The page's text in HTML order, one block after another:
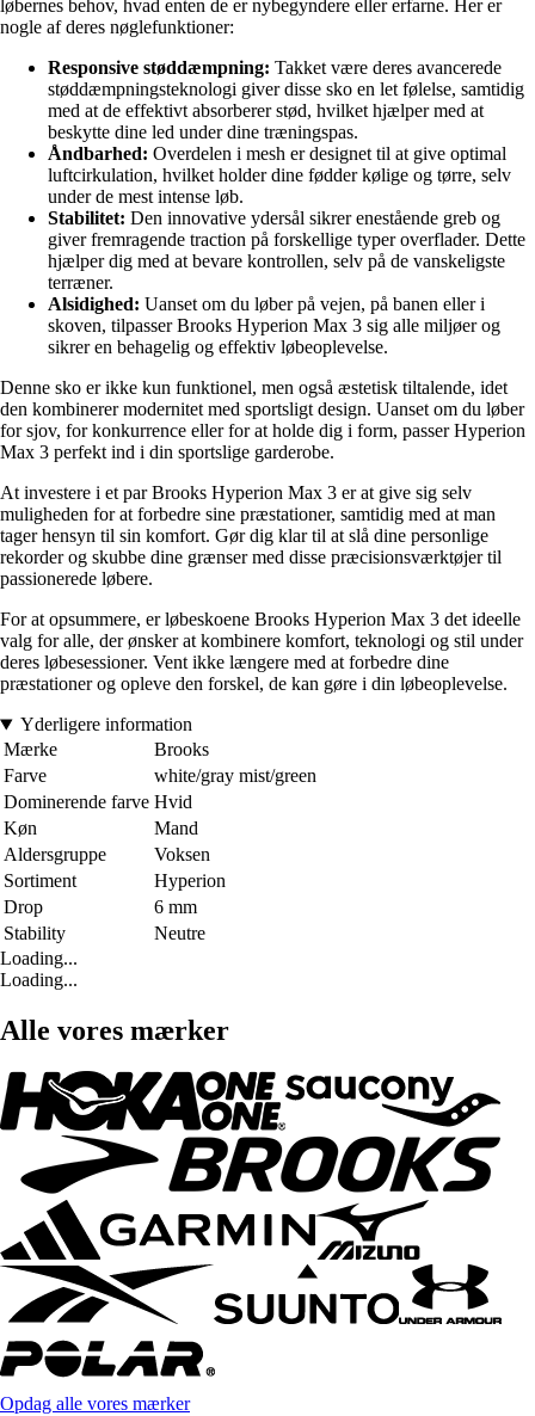
løbernes behov, hvad enten de er nybegyndere eller erfarne. Her er
nogle af deres nøglefunktioner:
Responsive støddæmpning: Takket være deres avancerede
støddæmpningsteknologi giver disse sko en let følelse, samtidig
med at de effektivt absorberer stød, hvilket hjælper med at
beskytte dine led under dine træningspas.
Åndbarhed: Overdelen i mesh er designet til at give optimal
luftcirkulation, hvilket holder dine fødder kølige og tørre, selv
under de mest intense løb.
Stabilitet: Den innovative ydersål sikrer enestående greb og
giver fremragende traction på forskellige typer overflader. Dette
hjælper dig med at bevare kontrollen, selv på de vanskeligste
terræner.
Alsidighed: Uanset om du løber på vejen, på banen eller i
skoven, tilpasser Brooks Hyperion Max 3 sig alle miljøer og
sikrer en behagelig og effektiv løbeoplevelse.
Denne sko er ikke kun funktionel, men også æstetisk tiltalende, idet
den kombinerer modernitet med sportsligt design. Uanset om du løber
for sjov, for konkurrence eller for at holde dig i form, passer Hyperion
Max 3 perfekt ind i din sportslige garderobe.
At investere i et par Brooks Hyperion Max 3 er at give sig selv
muligheden for at forbedre sine præstationer, samtidig med at man
tager hensyn til sin komfort. Gør dig klar til at slå dine personlige
rekorder og skubbe dine grænser med disse præcisionsværktøjer til
passionerede løbere.
For at opsummere, er løbeskoene Brooks Hyperion Max 3 det ideelle
valg for alle, der ønsker at kombinere komfort, teknologi og stil under
deres løbesessioner. Vent ikke længere med at forbedre dine
præstationer og opleve den forskel, de kan gøre i din løbeoplevelse.
Yderligere information
Mærke
Brooks
Farve
white/gray mist/green
Dominerende farve Hvid
Køn
Mand
Aldersgruppe
Voksen
Sortiment
Hyperion
Drop
6 mm
Stability
Neutre
Loading...
Loading...
Alle vores mærker
Opdag alle vores mærker